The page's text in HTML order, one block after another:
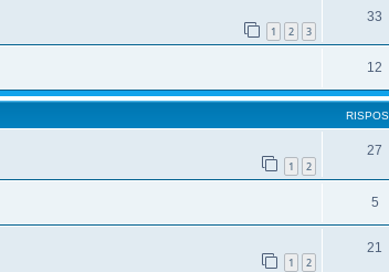
1 2 3
33
12
1 2
27
5
1 2
21